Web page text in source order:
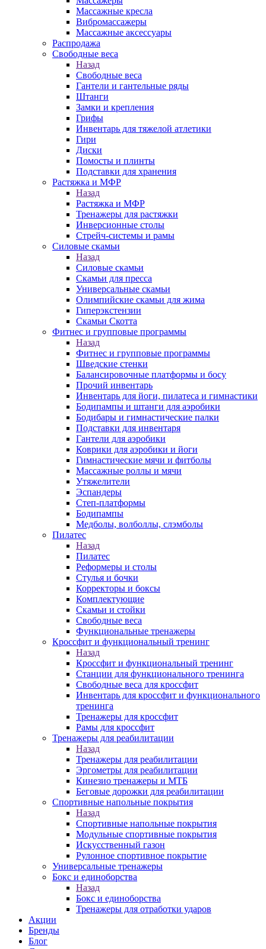
Массажные кресла
Вибромассажеры
Массажные аксессуары
Распродажа
Свободные веса
Назад
Свободные веса
Гантели и гантельные ряды
Штанги
Замки и крепления
Грифы
Инвентарь для тяжелой атлетики
Гири
Диски
Помосты и плинты
Подставки для хранения
Растяжка и МФР
Назад
Растяжка и МФР
Тренажеры для растяжки
Инверсионные столы
Стрейч-системы и рамы
Силовые скамьи
Назад
Силовые скамьи
Скамьи для пресса
Универсальные скамьи
Олимпийские скамьи для жима
Гиперэкстензии
Скамьи Скотта
Фитнес и групповые программы
Назад
Фитнес и групповые программы
Шведские стенки
Балансировочные платформы и босу
Прочий инвентарь
Инвентарь для йоги, пилатеса и гимнастики
Бодипампы и штанги для аэробики
Бодибары и гимнастические палки
Подставки для инвентаря
Гантели для аэробики
Коврики для аэробики и йоги
Гимнастические мячи и фитболы
Массажные роллы и мячи
Утяжелители
Эспандеры
Степ-платформы
Бодипампы
Медболы, волболлы, слэмболы
Пилатес
Назад
Пилатес
Реформеры и столы
Стулья и бочки
Корректоры и боксы
Комплектующие
Скамьи и стойки
Свободные веса
Функциональные тренажеры
Кроссфит и функциональный тренинг
Назад
Кроссфит и функциональный тренинг
Станции для функционального тренинга
Свободные веса для кроссфит
Инвентарь для кроссфит и функционального
тренинга
Тренажеры для кроссфит
Рамы для кроссфит
Тренажеры для реабилитации
Назад
Тренажеры для реабилитации
Эргометры для реабилитации
Кинезио тренажеры и МТБ
Беговые дорожки для реабилитации
Спортивные напольные покрытия
Назад
Спортивные напольные покрытия
Модульные спортивные покрытия
Искусственный газон
Рулонное спортивное покрытие
Универсальные тренажеры
Бокс и единоборства
Назад
Бокс и единоборства
Тренажеры для отработки ударов
Акции
Бренды
Блог